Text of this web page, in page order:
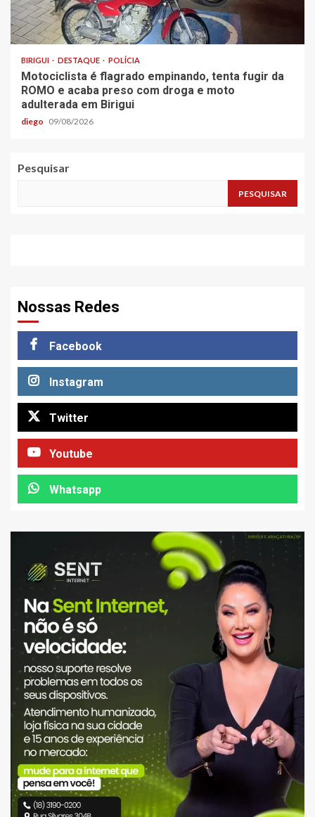
BIRIGUI DESTAQUE POLÍCIA
Motociclista é flagrado empinando, tenta fugir da
ROMO e acaba preso com droga e moto
adulterada em Birigui
diego 09/08/2026
Pesquisar
PESQUISAR
Nossas Redes
Facebook
Instagram
Twitter
Youtube
Whatsapp